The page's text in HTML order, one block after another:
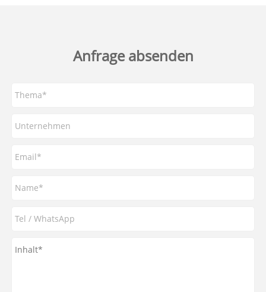
Anfrage absenden